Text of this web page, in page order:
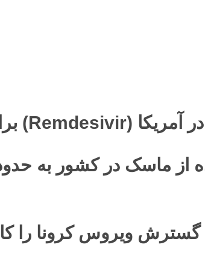
آمریکا (Remdesivir
)
گسترش ویروس کرونا را